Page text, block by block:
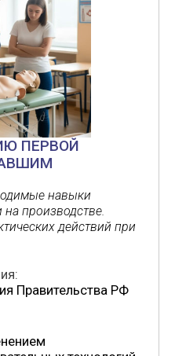
ПЕРВОЙ
навыки
производстве.
действий при
Правительства РФ